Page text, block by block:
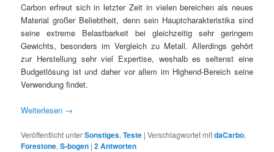
Carbon erfreut sich in letzter Zeit in vielen bereichen als neues
Material großer Beliebtheit, denn sein Hauptcharakteristika sind
seine extreme Belastbarkeit bei gleichzeitig sehr geringem
Gewichts, besonders im Vergleich zu Metall. Allerdings gehört
zur Herstellung sehr viel Expertise, weshalb es seltenst eine
Budgetlösung ist und daher vor allem im Highend-Bereich seine
Verwendung findet.
Weiterlesen →
Veröffentlicht unterSonstiges,Teste |Verschlagwortet mitdaCarbo,
Forestone,S-bogen |2Antworten